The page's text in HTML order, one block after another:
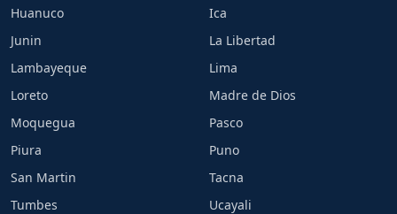
Huanuco
Ica
Junin
La Libertad
Lambayeque
Lima
Loreto
Madre de Dios
Moquegua
Pasco
Piura
Puno
San Martin
Tacna
Tumbes
Ucayali